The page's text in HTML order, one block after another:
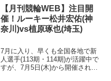
【月刊競輪WEB】注目開
催！ルーキー松井宏佑(神
奈川)vs植原琢也(埼玉)
7月に入り、早くも全国各地で新
人選手(113期・114期)が活躍中で
すが、7月5日(木)から開催される